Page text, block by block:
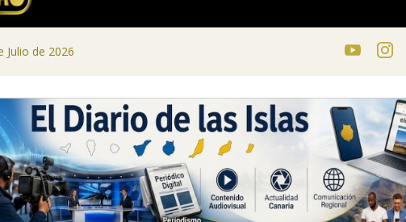
Julio de 2026